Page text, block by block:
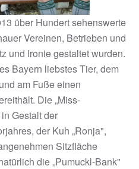
über Hundert sehenswerte
Vereinen, Betrieben und
und Ironie gestaltet wurden.
Bayern liebstes Tier, dem
am Fuße einen
Die „Miss-
Gestalt der
der Kuh „Ronja",
Sitzfläche
die „Pumuckl-Bank"